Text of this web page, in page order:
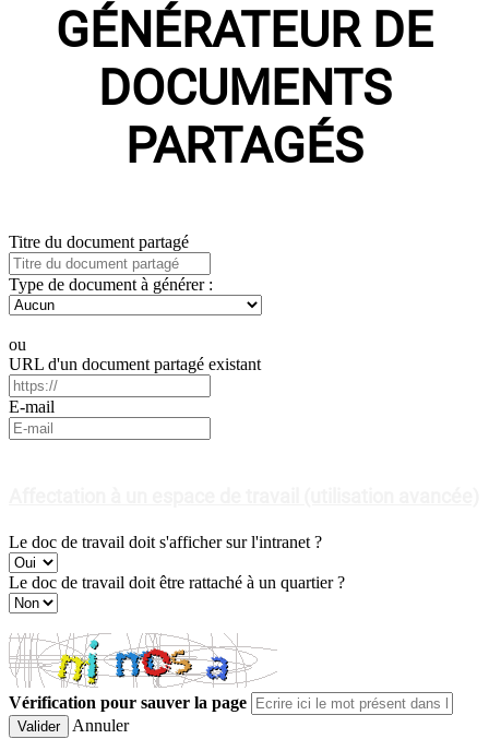
GÉNÉRATEUR DE
DOCUMENTS
PARTAGÉS
Titre du document partagé
Type de document à générer :
ou
URL d'un document partagé existant
E-mail
Le doc de travail doit s'afficher sur l'intranet ?
Le doc de travail doit être rattaché à un quartier ?
Vérification pour sauver la page
Valider Annuler